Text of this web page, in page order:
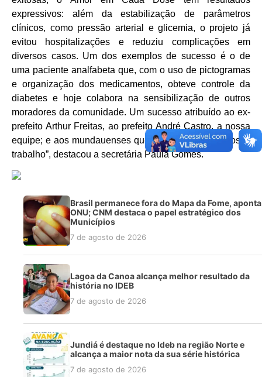
expressivos: além da estabilização de parâmetros
clínicos, como pressão arterial e glicemia, o projeto já
evitou hospitalizações e reduziu complicações em
diversos casos. Um dos exemplos de sucesso é o de
uma paciente analfabeta que, com o uso de pictogramas
e organização dos medicamentos, obteve controle da
diabetes e hoje colabora na sensibilização de outros
moradores da comunidade. Um sucesso atribuído ao ex-
prefeito Arthur Freitas, ao prefeito André Castro, a nossa
equipe; e aos mundauenses que tanto confiam no nosso
trabalho”, destacou a secretária Paula Gomes.
Brasil permanece fora do Mapa da Fome, aponta
ONU; CNM destaca o papel estratégico dos
Municípios
7 de agosto de 2026
Lagoa da Canoa alcança melhor resultado da
história no IDEB
7 de agosto de 2026
Jundiá é destaque no Ideb na região Norte e
alcança a maior nota da sua série histórica
7 de agosto de 2026